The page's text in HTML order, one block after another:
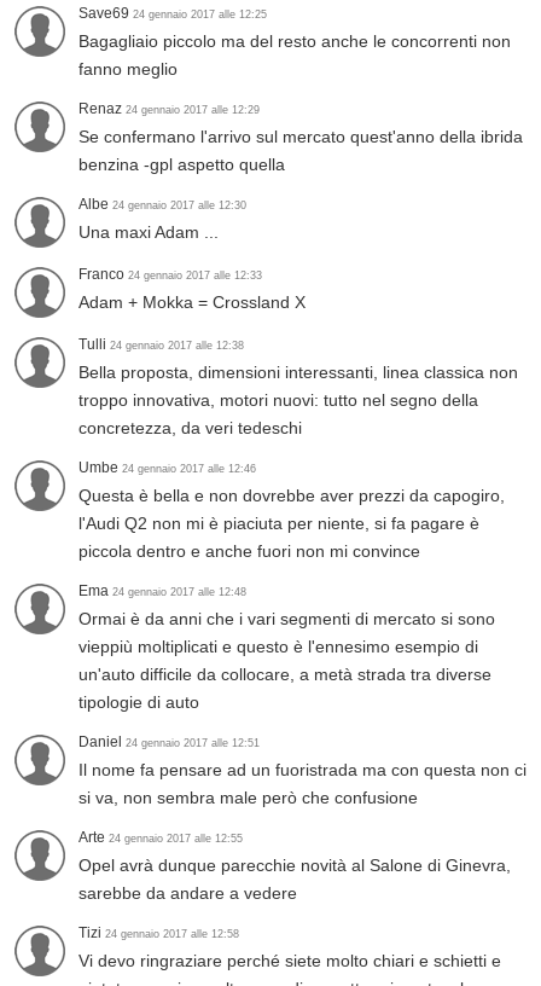
Save69 24 gennaio 2017 alle 12:25
Bagagliaio piccolo ma del resto anche le concorrenti non
fanno meglio
Renaz 24 gennaio 2017 alle 12:29
Se confermano l'arrivo sul mercato quest'anno della ibrida
benzina -gpl aspetto quella
Albe 24 gennaio 2017 alle 12:30
Una maxi Adam ...
Franco 24 gennaio 2017 alle 12:33
Adam + Mokka = Crossland X
Tulli 24 gennaio 2017 alle 12:38
Bella proposta, dimensioni interessanti, linea classica non
troppo innovativa, motori nuovi: tutto nel segno della
concretezza, da veri tedeschi
Umbe 24 gennaio 2017 alle 12:46
Questa è bella e non dovrebbe aver prezzi da capogiro,
l'Audi Q2 non mi è piaciuta per niente, si fa pagare è
piccola dentro e anche fuori non mi convince
Ema 24 gennaio 2017 alle 12:48
Ormai è da anni che i vari segmenti di mercato si sono
vieppiù moltiplicati e questo è l'ennesimo esempio di
un'auto difficile da collocare, a metà strada tra diverse
tipologie di auto
Daniel 24 gennaio 2017 alle 12:51
Il nome fa pensare ad un fuoristrada ma con questa non ci
si va, non sembra male però che confusione
Arte 24 gennaio 2017 alle 12:55
Opel avrà dunque parecchie novità al Salone di Ginevra,
sarebbe da andare a vedere
Tizi 24 gennaio 2017 alle 12:58
Vi devo ringraziare perché siete molto chiari e schietti e